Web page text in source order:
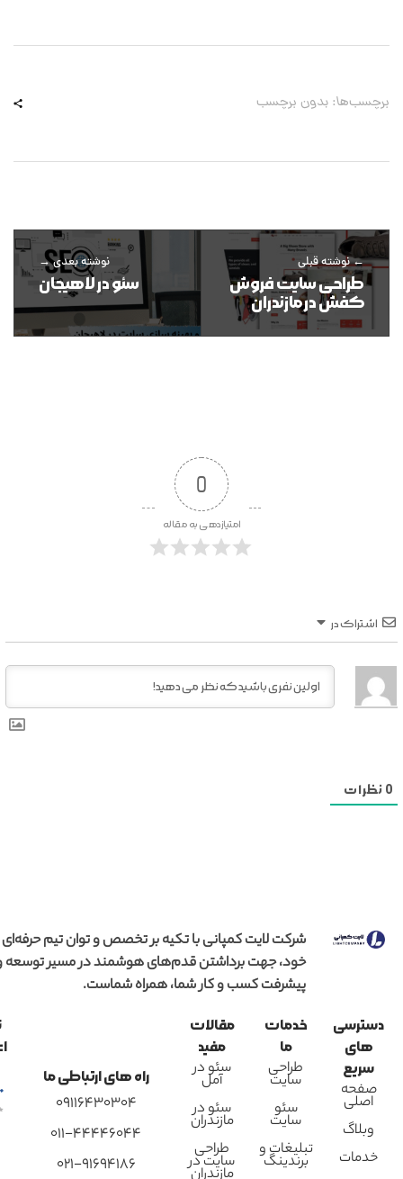
برچسب‌ها: بدون برچسب
نوشته قبلی
طراحی سایت فروش
کفش در مازندران
نوشته بعدی
سئو در لاهیجان
0
امتیازدهی به مقاله
اشتراک در
0 نظرات
شرکت لایت کمپانی با تکیه بر تخصص و توان تیم حرفه‌ای
خود، جهت برداشتن قدم‌های هوشمند در مسیر توسعه
پیشرفت کسب و کار شما، همراه شماست.
دسترسی
های
سریع
صفحه
اصلی
وبلاگ
خدمات
خدمات
ما
طراحی
سایت
سئو
سایت
تبلیغات و
برندینگ
مقالات
مفید
سئو در
آمل
سئو در
مازندران
طراحی
سایت در
راه های ارتباطی ما
09116430304
011-44446044
021-91694186